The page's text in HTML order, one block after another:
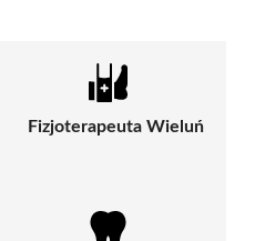
Fizjoterapeuta Wieluń